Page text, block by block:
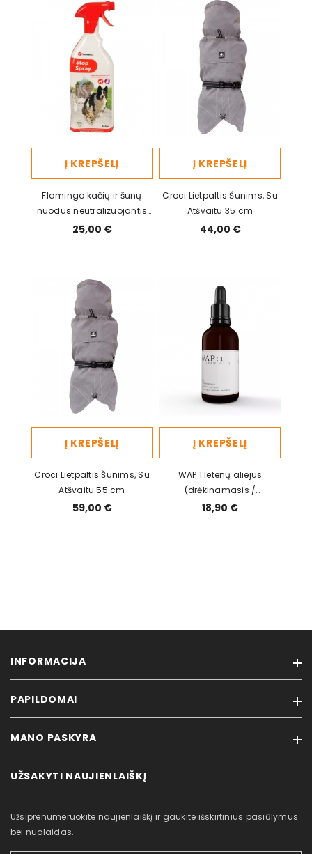
Į KREPŠELĮ
Flamingo kačių ir šunų
nuodus neutralizuojantis
purškiklis, 800 ml
25,00 €
Į KREPŠELĮ
Croci Lietpaltis Šunims, Su
Atšvaitu 35 cm
44,00 €
Į KREPŠELĮ
Croci Lietpaltis Šunims, Su
Atšvaitu 55 cm
59,00 €
Į KREPŠELĮ
WAP 1 letenų aliejus
(drėkinamasis /
atkuriamasis /
18,90 €
INFORMACIJA
Prisijungti
Pardavimo sąlygos
Atsiliepimai / Klientų aptarnavimas
Partneriams
PAPILDOMAI
Prekiniai ženklai
Nauji produktai
MANO PASKYRA
Mano paskyra
Įsigytos prekės
UŽSAKYTI NAUJIENLAIŠKĮ
Užsiprenumeruokite naujienlaiškį ir gaukite išskirtinius pasiūlymus
bei nuolaidas.